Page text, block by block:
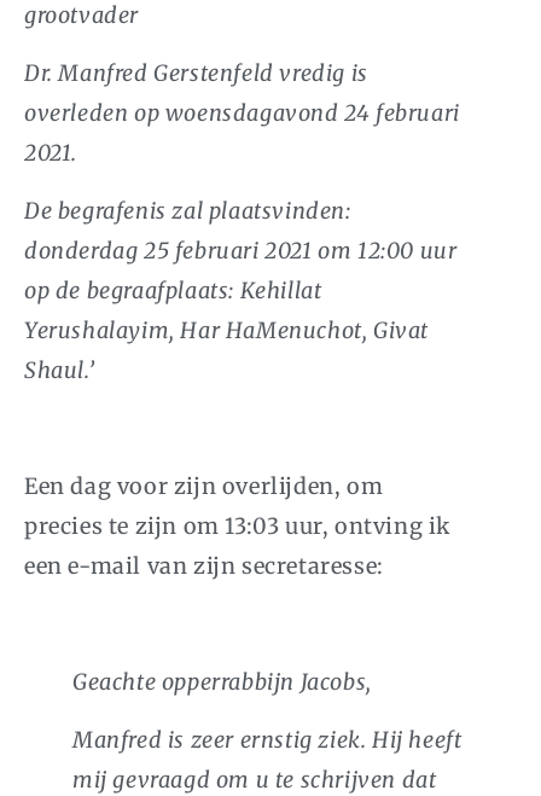
grootvader
Dr. Manfred Gerstenfeld vredig is
overleden op woensdagavond 24 februari
2021.
De begrafenis zal plaatsvinden:
donderdag 25 februari 2021 om 12:00 uur
op de begraafplaats: Kehillat
Yerushalayim, Har HaMenuchot, Givat
Shaul.’
Een dag voor zijn overlijden, om
precies te zijn om 13:03 uur, ontving ik
een e-mail van zijn secretaresse:
Geachte opperrabbijn Jacobs,
Manfred is zeer ernstig ziek. Hij heeft
mij gevraagd om u te schrijven dat